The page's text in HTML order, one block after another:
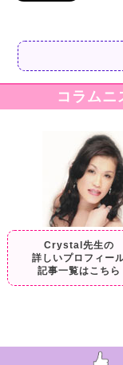
コラム
Crystal先生の
詳しいプロフィー
記事一覧はこちら